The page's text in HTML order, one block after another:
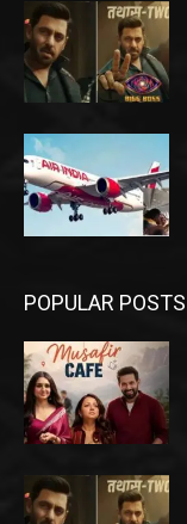
POPULAR POSTS